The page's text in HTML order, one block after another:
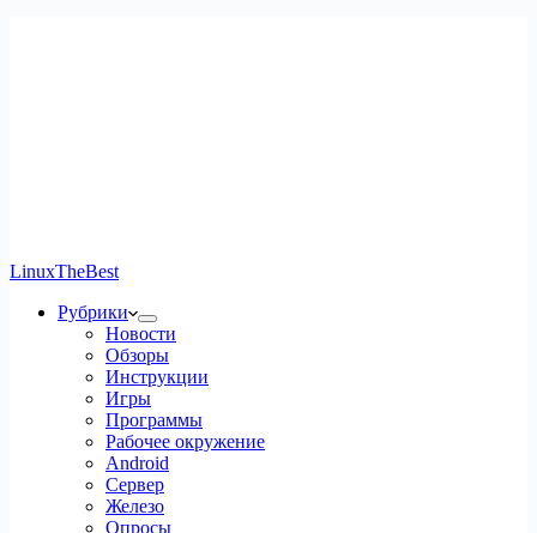
LinuxTheBest
Рубрики
Новости
Обзоры
Инструкции
Игры
Программы
Рабочее окружение
Android
Сервер
Железо
Опросы